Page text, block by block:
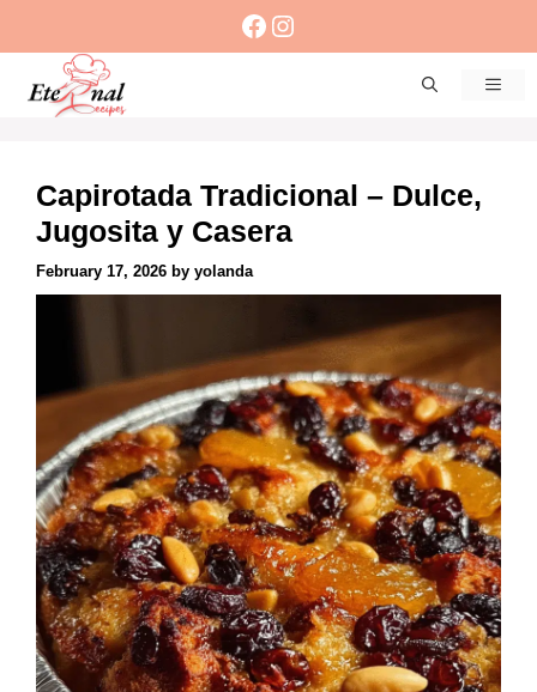
content
Facebook
Instagram
Capirotada Tradicional – Dulce,
Jugosita y Casera
February 17, 2026 by yolanda